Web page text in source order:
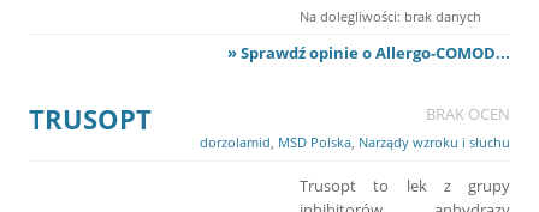
Na dolegliwości: brak danych
» Sprawdź opinie o Allergo-COMOD...
TRUSOPT BRAK OCEN
dorzolamid MSD Polska Narządy wzroku i słuchu
Trusopt to lek z grupy